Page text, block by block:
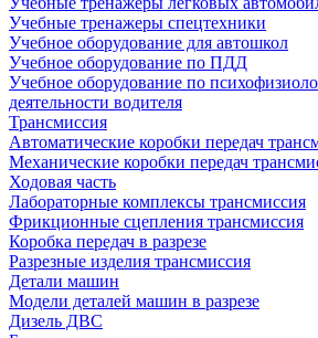
Учебные тренажеры спецтехники
Учебное оборудование для автошкол
Учебное оборудование по ПДД
Учебное оборудование по
деятельности водителя
Трансмиссия
Автоматические коробки передач
Механические коробки передач
Ходовая часть
Лабораторные комплексы трансмиссия
Фрикционные сцепления трансмиссия
Коробка передач в разрезе
Разрезные изделия трансмиссия
Детали машин
Модели деталей машин в разрезе
Дизель ДВС